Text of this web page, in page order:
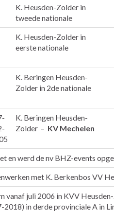
K. Heusden-Zolder in
tweede nationale
K. Heusden-Zolder in
eerste nationale
K. Beringen Heusden-
Zolder in 2de nationale
K. Beringen Heusden-
Zolder – KV Mechelen
en werd de nv BHZ-events
met K. Berkenbos VV
vanaf juli 2006 in KVV
2018) in derde provinciale A in